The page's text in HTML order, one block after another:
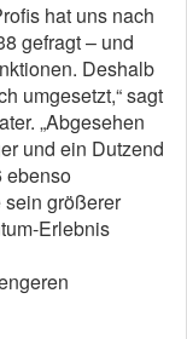
hat uns nach
gefragt – und
Deshalb
umgesetzt,“ sagt
„Abgesehen
und ein Dutzend
ebenso
größerer
Erlebnis